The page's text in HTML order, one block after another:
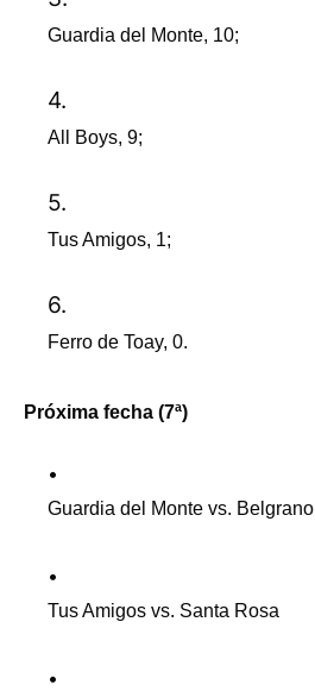
Guardia del Monte, 10;
All Boys, 9;
Tus Amigos, 1;
Ferro de Toay, 0.
Próxima fecha (7ª)
Guardia del Monte vs. Belgrano
Tus Amigos vs. Santa Rosa